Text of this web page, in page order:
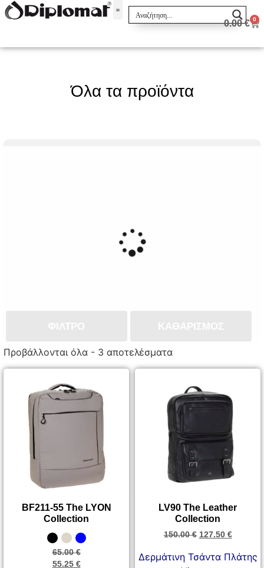
0.00€ 0
Όλα τα προϊόντα
Προβάλλονται όλα - 3 αποτελέσματα
BF211-55 The LYON
Collection
65.00€
55.25 €
LV90 The Leather
Collection
150.00€ 127.50 €
Δερμάτινη Τσάντα Πλάτης